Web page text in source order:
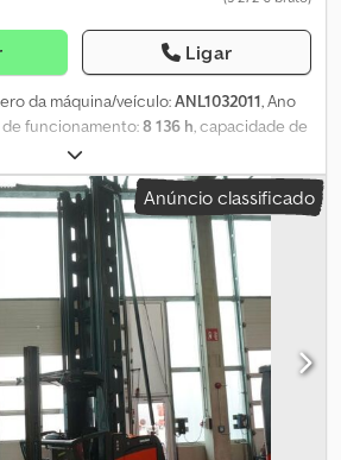
Ligar
da máquina/veículo:ANL1032011, Ano
de funcionamento:8 136 h , capacidade de
elevação:
mm, tipo de mastro:simplex,
465 Ah, tensão da bateria:24 V, largura do
mm, comprimento do garfo: 1 150 mm
, altura total: 2 500 mm
, comprimento
total: 800 mm , combustível: eletricidade
- Conetor do veículo REMA 160A - Troca
- Suporte da forquilha - Estrutura
policarbonato - Controlo de acesso:
de retenção: mecânico com
marcha - Interruptor de marcha com
direito e esquerdo, apenas para frente -
mm - Elevação auxiliar: 800 mm - Elevação
Anúncio classificado